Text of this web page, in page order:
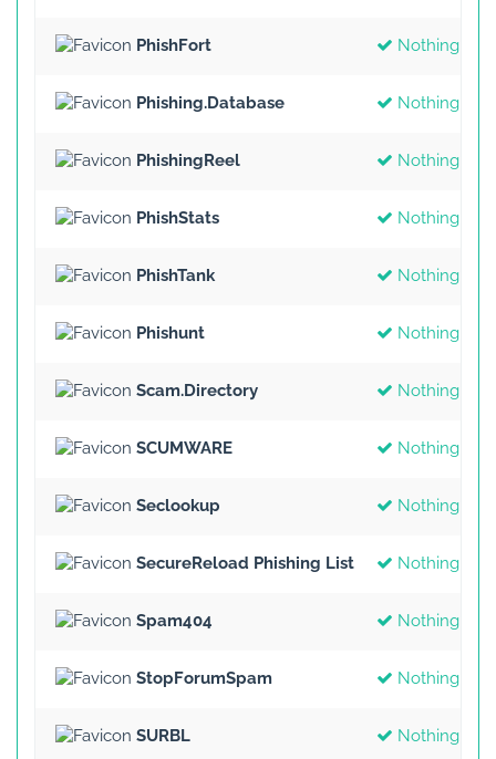
PhishFort Nothing
Phishing.Database Nothing
PhishingReel Nothing
PhishStats Nothing
PhishTank Nothing
Phishunt Nothing
Scam.Directory Nothing
SCUMWARE Nothing
Seclookup Nothing
SecureReload Phishing List Nothing
Spam404 Nothing
StopForumSpam Nothing
SURBL Nothing